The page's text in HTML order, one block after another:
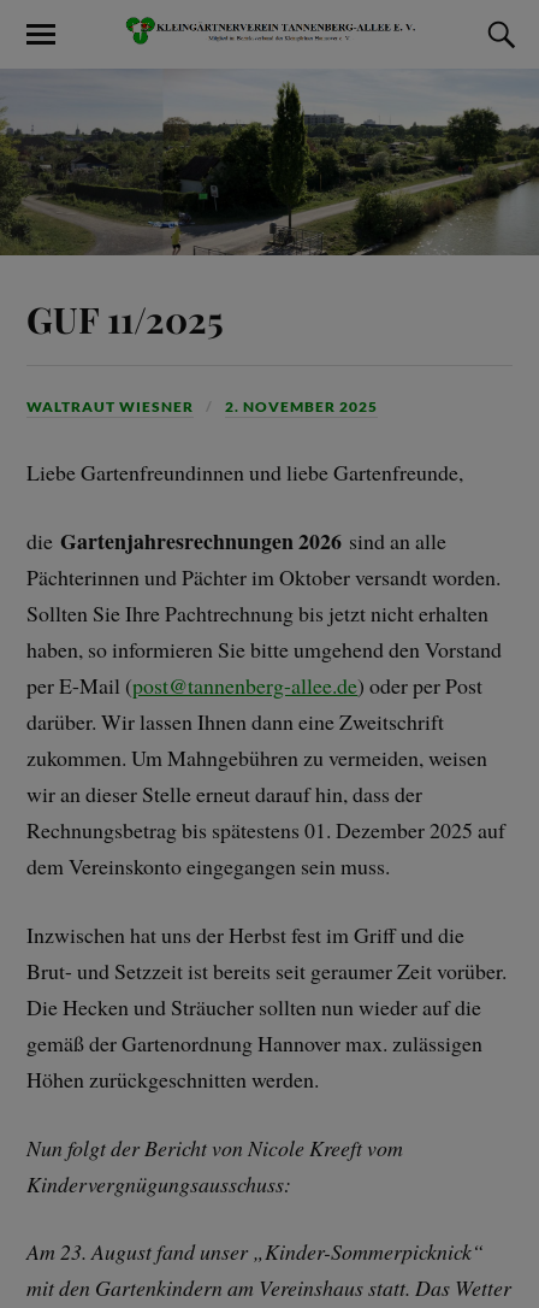
GUF 11/2025
WALTRAUT WIESNER 2. NOVEMBER 2025
Liebe Gartenfreundinnen und liebe Gartenfreunde,
dieGartenjahresrechnungen 2026 sind an alle
Pächterinnen und Pächter im Oktober versandt worden.
Sollten Sie Ihre Pachtrechnung bis jetzt nicht erhalten
haben, so informieren Sie bitte umgehend den Vorstand
per E-Mail (post@tannenberg-allee.de) oder per Post
darüber. Wir lassen Ihnen dann eine Zweitschrift
zukommen. Um Mahngebühren zu vermeiden, weisen
wir an dieser Stelle erneut darauf hin, dass der
Rechnungsbetrag bis spätestens 01. Dezember 2025 auf
dem Vereinskonto eingegangen sein muss.
Inzwischen hat uns der Herbst fest im Griff und die
Brut- und Setzzeit ist bereits seit geraumer Zeit vorüber.
Die Hecken und Sträucher sollten nun wieder auf die
gemäß der Gartenordnung Hannover max. zulässigen
Höhen zurückgeschnitten werden.
Nun folgt der Bericht von Nicole Kreeft vom
Kindervergnügungsausschuss:
Am 23. August fand unser „Kinder-Sommerpicknick“
mit den Gartenkindern am Vereinshaus statt. Das Wetter